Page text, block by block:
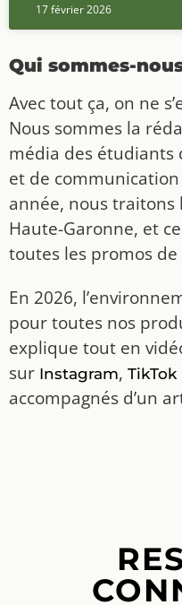
17 février 2026
Qui sommes-
Avec tout ça, on ne
Nous sommes la
média des étudiants
et de communication
année, nous traitons
Haute-Garonne, et
toutes les promos
En 2026,
pour toutes nos
explique tout en
sur Instagram, TikTok
accompagnés d’un